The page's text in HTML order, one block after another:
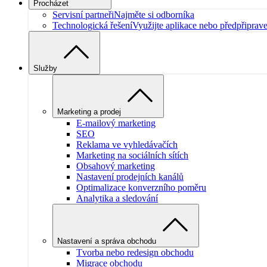
Procházet
Servisní partneřiNajměte si odborníka
Technologická řešeníVyužijte aplikace nebo
Služby
Marketing a prodej
E-mailový marketing
SEO
Reklama ve vyhledávačích
Marketing na sociálních sítích
Obsahový marketing
Nastavení prodejních kanálů
Optimalizace konverzního poměru
Analytika a sledování
Nastavení a správa obchodu
Tvorba nebo redesign obchodu
Migrace obchodu